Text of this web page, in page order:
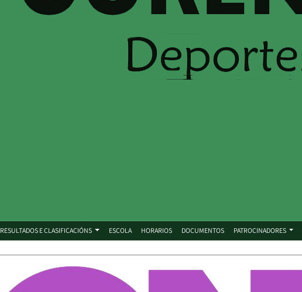
RESULTADOS E CLASIFICACIÓNS ESCOLA HORARIOS DOCUMENTOS PATROCINADORES